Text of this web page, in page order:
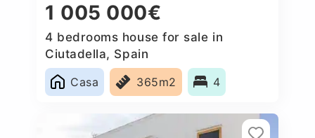
1 005 000€
4 bedrooms house for sale in
Ciutadella, Spain
Casa
365m2 4